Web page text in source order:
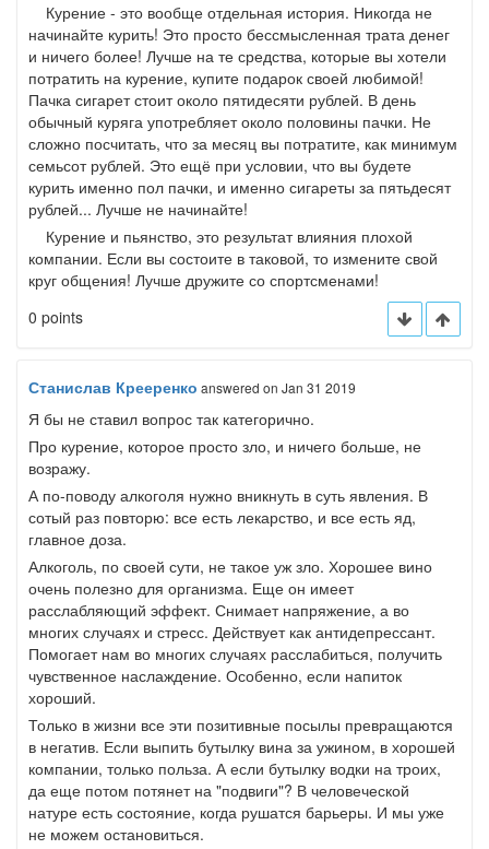
Курение - это вообще отдельная история. Никогда не
начинайте курить! Это просто бессмысленная трата денег
и ничего более! Лучше на те средства, которые вы хотели
потратить на курение, купите подарок своей любимой!
Пачка сигарет стоит около пятидесяти рублей. В день
обычный куряга употребляет около половины пачки. Не
сложно посчитать, что за месяц вы потратите, как минимум
семьсот рублей. Это ещё при условии, что вы будете
курить именно пол пачки, и именно сигареты за пятьдесят
рублей... Лучше не начинайте!
Курение и пьянство, это результат влияния плохой
компании. Если вы состоите в таковой, то измените свой
круг общения! Лучше дружите со спортсменами!
0 points
Станислав Крееренко answered on Jan 31 2019
Я бы не ставил вопрос так категорично.
Про курение, которое просто зло, и ничего больше, не
возражу.
А по-поводу алкоголя нужно вникнуть в суть явления. В
сотый раз повторю: все есть лекарство, и все есть яд,
главное доза.
Алкоголь, по своей сути, не такое уж зло. Хорошее вино
очень полезно для организма. Еще он имеет
расслабляющий эффект. Снимает напряжение, а во
многих случаях и стресс. Действует как антидепрессант.
Помогает нам во многих случаях расслабиться, получить
чувственное наслаждение. Особенно, если напиток
хороший.
Только в жизни все эти позитивные посылы превращаются
в негатив. Если выпить бутылку вина за ужином, в хорошей
компании, только польза. А если бутылку водки на троих,
да еще потом потянет на "подвиги"? В человеческой
натуре есть состояние, когда рушатся барьеры. И мы уже
не можем остановиться.